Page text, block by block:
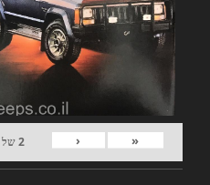
«
‹
2של